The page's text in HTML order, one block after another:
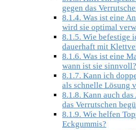
gegen das
8.1.4. Was ist eine
wird sie optimal
8.1.5. Wie befestige
dauerhaft mit
8.1.6. Was ist eine
wann ist sie sinnvoll?
8.1.7. Kann ich
als schnelle Lösung
8.1.8. Kann auch
das Verrutschen
8.1.9. Wie helfen
Eckgummis?